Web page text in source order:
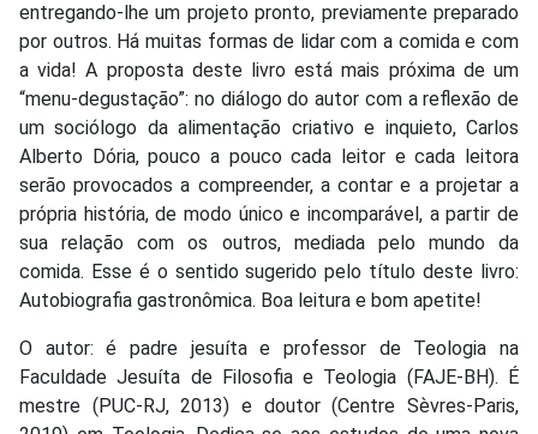
entregando-lhe um projeto pronto, previamente preparado
por outros. Há muitas formas de lidar com a comida e com
a vida! A proposta deste livro está mais próxima de um
“menu-degustação”: no diálogo do autor com a reflexão de
um sociólogo da alimentação criativo e inquieto, Carlos
Alberto Dória, pouco a pouco cada leitor e cada leitora
serão provocados a compreender, a contar e a projetar a
própria história, de modo único e incomparável, a partir de
sua relação com os outros, mediada pelo mundo da
comida. Esse é o sentido sugerido pelo título deste livro:
Autobiografia gastronômica. Boa leitura e bom apetite!
O autor: é padre jesuíta e professor de Teologia na
Faculdade Jesuíta de Filosofia e Teologia (FAJE-BH). É
mestre (PUC-RJ, 2013) e doutor (Centre Sèvres-Paris,